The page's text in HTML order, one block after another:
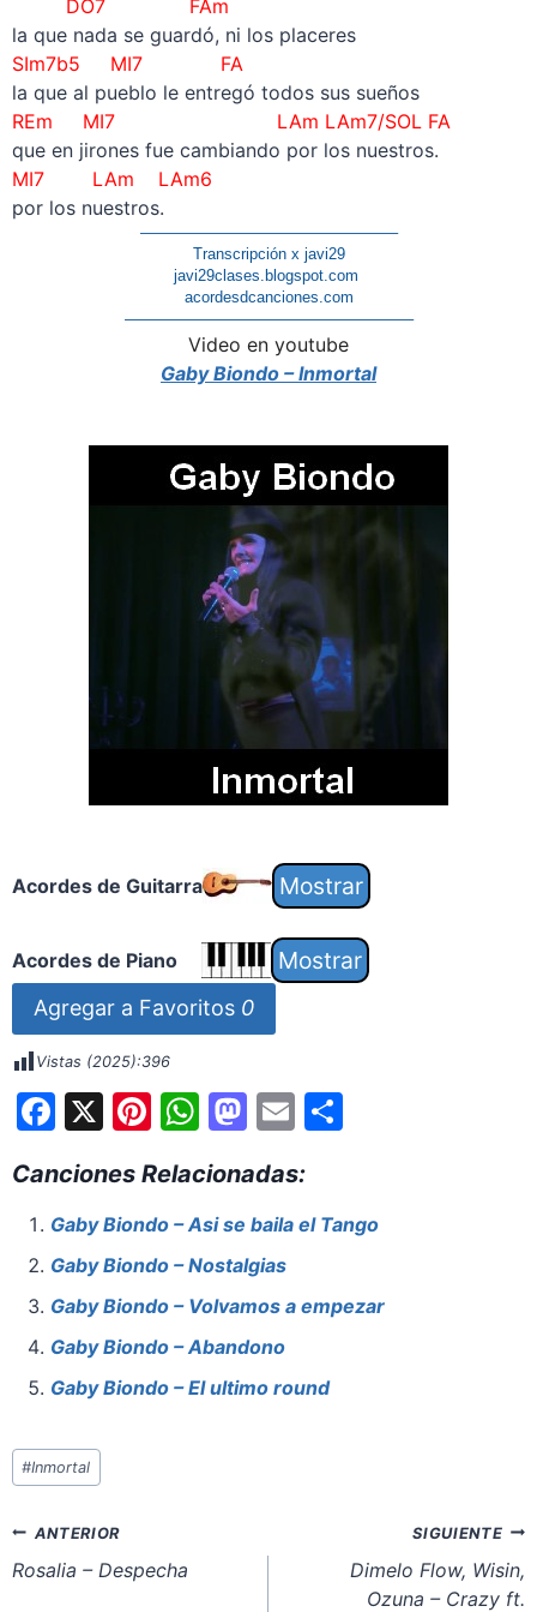
DO7 FAm
la que nada se guardó, ni los placeres
SIm7b5 MI7 FA
la que al pueblo le entregó todos sus sueños
REm MI7 LAm LAm7/SOL FA
que en jirones fue cambiando por los nuestros.
MI7 LAm LAm6
por los nuestros.
————————————————–
Transcripción x javi29
javi29clases.blogspot.com
acordesdcanciones.com
——————————————————–
Video en youtube
Gaby Biondo – Inmortal
Acordes de Guitarra
Acordes de Piano
Agregar a Favoritos 0
Vistas (2025):396
F
c
e
b
o
o
k
X Pi
er
e
st
W
at
s
A
p
p
M
st
o
d
o
n
E
ai
l
S
e
Canciones Relacionadas:
Gaby Biondo – Asi se baila el Tango
Gaby Biondo – Nostalgias
Gaby Biondo – Volvamos a empezar
Gaby Biondo – Abandono
Gaby Biondo – El ultimo round
Etiquetas
de
entrada:
#Inmortal
Navegación
de
ANTERIOR
Rosalia – Despecha
SIGUIENTE
Dimelo Flow, Wisin,
Ozuna – Crazy ft.